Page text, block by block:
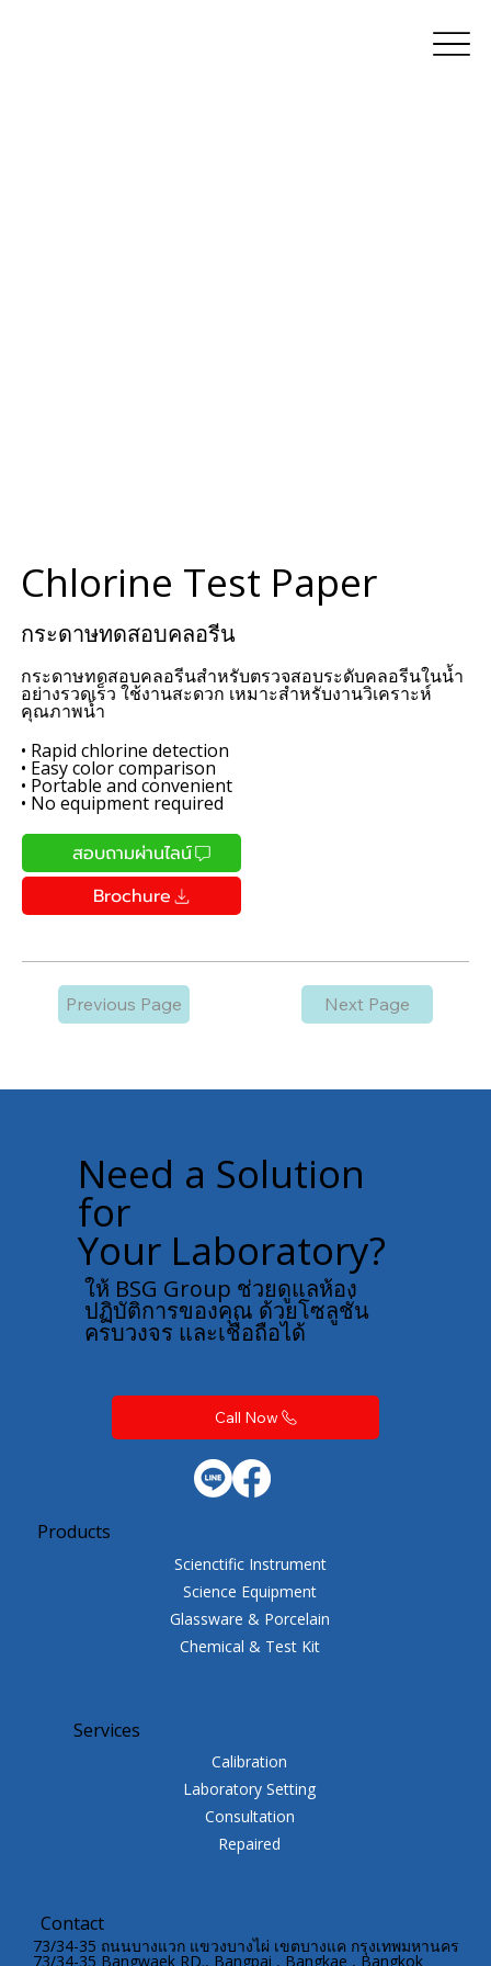
Chlorine Test Paper
กระดาษทดสอบคลอรีน
กระดาษทดสอบคลอรีนสำหรับตรวจสอบระดับคลอรีนในน้ำ
อย่างรวดเร็ว ใช้งานสะดวก เหมาะสำหรับงานวิเคราะห์
คุณภาพน้ำ
• Rapid chlorine detection
• Easy color comparison
• Portable and convenient
• No equipment required
สอบถามผ่านไลน์
Brochure
Previous Page Next Page
Need a Solution
for
Your Laboratory?
ให้ BSG Group ช่วยดูแลห้อง
ปฏิบัติการของคุณ ด้วยโซลูชั่น
ครบวงจร และเชื่อถือได้
Call Now
Products
Scienctific Instrument
Science Equipment
Glassware & Porcelain
Chemical & Test Kit
Services
Calibration
Laboratory Setting
Consultation
Repaired
Contact
73/34-35 ถนนบางแวก แขวงบางไผ่ เขตบางแค กรุงเทพมหานคร
73/34-35 Bangwaek RD., Bangpai , Bangkae , Bangkok